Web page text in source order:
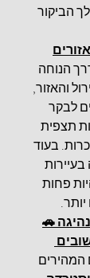
הביקור
הנוחה
והאזור,
לבקר
תצפית
בעוד
פחות
🚗
המהירים